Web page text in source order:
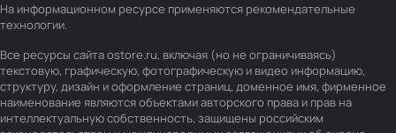
На информационном ресурсе применяются рекомендательные
технологии.
Все ресурсы сайта ostore.ru, включая (но не ограничиваясь)
текстовую, графическую, фотографическую и видео информацию,
структуру, дизайн и оформление страниц, доменное имя, фирменное
наименование являются объектами авторского права и прав на
интеллектуальную собственность, защищены российским